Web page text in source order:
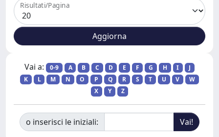
Risultati/Pagina
Vai a: 0-9 A B C D E F G H I
J
K
L M N O P Q R S T U V
W
X
Y Z
o inserisci le iniziali: